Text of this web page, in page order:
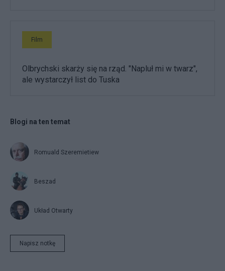
Film
Olbrychski skarży się na rząd. "Napluł mi w twarz",
ale wystarczył list do Tuska
Blogi na ten temat
Romuald Szeremietiew
Beszad
Układ Otwarty
Napisz notkę